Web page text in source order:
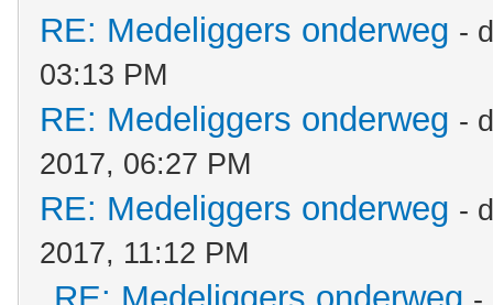
RE: Medeliggers onderweg -
03:13 PM
RE: Medeliggers onderweg -
2017, 06:27 PM
RE: Medeliggers onderweg -
2017, 11:12 PM